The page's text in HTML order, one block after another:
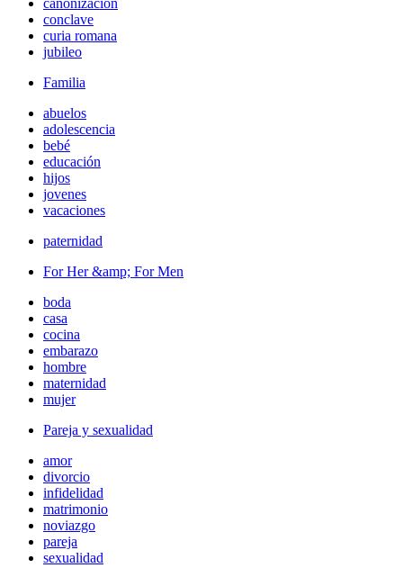
canonizacion
conclave
curia romana
jubileo
Familia
abuelos
adolescencia
bebé
educación
hijos
jovenes
vacaciones
paternidad
For Her &amp; For Men
boda
casa
cocina
embarazo
hombre
maternidad
mujer
Pareja y sexualidad
amor
divorcio
infidelidad
matrimonio
noviazgo
pareja
sexualidad